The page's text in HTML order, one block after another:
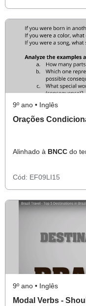
9º ano • Inglês
Orações
Alinhado à BNCC do
Cód: EF09LI15
9º ano • Inglês
Modal Verbs -